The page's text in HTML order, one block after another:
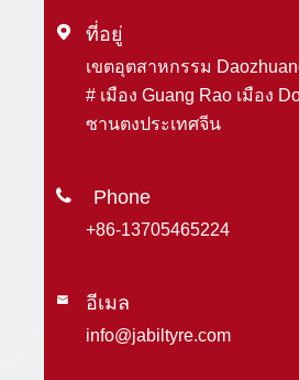
 ที่อยู่
เขตอุตสาหกรรม
# เมือง Guang Rao เมือง
ซานตงประเทศจีน

+86-13705465224
 อีเมล
info@jabiltyre.com